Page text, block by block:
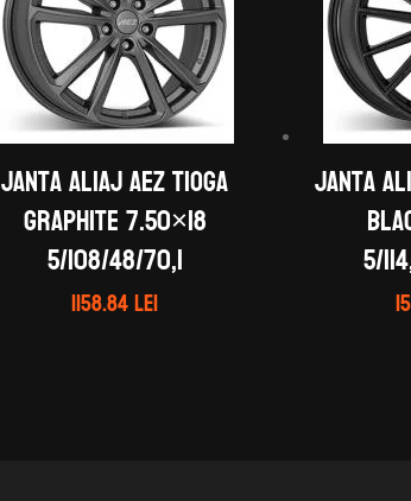
Janta aliaj AEZ Tioga
graphite 7.50×18
5/108/48/70,1
1158.84lei
Janta
5/